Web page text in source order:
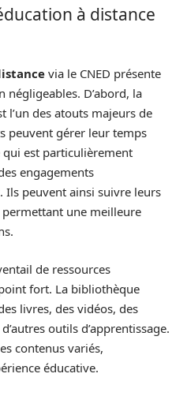
à distance
via le CNED présente
D’abord, la
l’un des atouts majeurs de
peuvent gérer leur temps
qui est particulièrement
engagements
peuvent ainsi suivre leurs
une meilleure
de ressources
fort. La bibliothèque
livres, des vidéos, des
outils d’apprentissage.
contenus variés,
éducative.